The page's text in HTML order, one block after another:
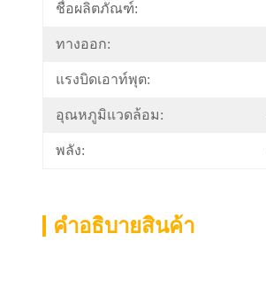
ชื่อผลิตภัณฑ์:
ทางออก:
แรงบิดเอาท์พุต:
อุณหภูมิแวดล้อม:
พลัง:
คําอธิบายสินค้า